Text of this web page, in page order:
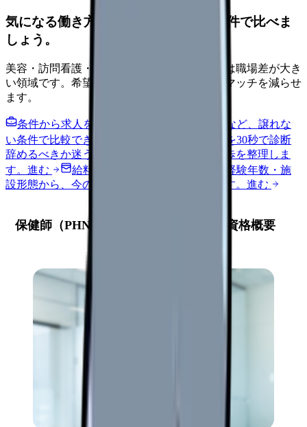
気になる働き方を、求人を見る前に条件で比べま
しょう。
美容・訪問看護・クリニック・夜勤なしなどは職場差が大き
い領域です。希望条件を先に整理するとミスマッチを減らせ
ます。
条件から求人を見る
夜勤回数・残業・通勤など、譲れな
い条件で比較できます。
職場の悩みを30秒で診断
辞めるべきか迷う前に、悩みの種類と次の一歩を整理しま
す。 進む 給料コンパスで比較する
地域・経験年数・施
設形態から、今の給料の現在地を確認できます。 進む
保健師（PHN）とは？基本的な理解と資格概要